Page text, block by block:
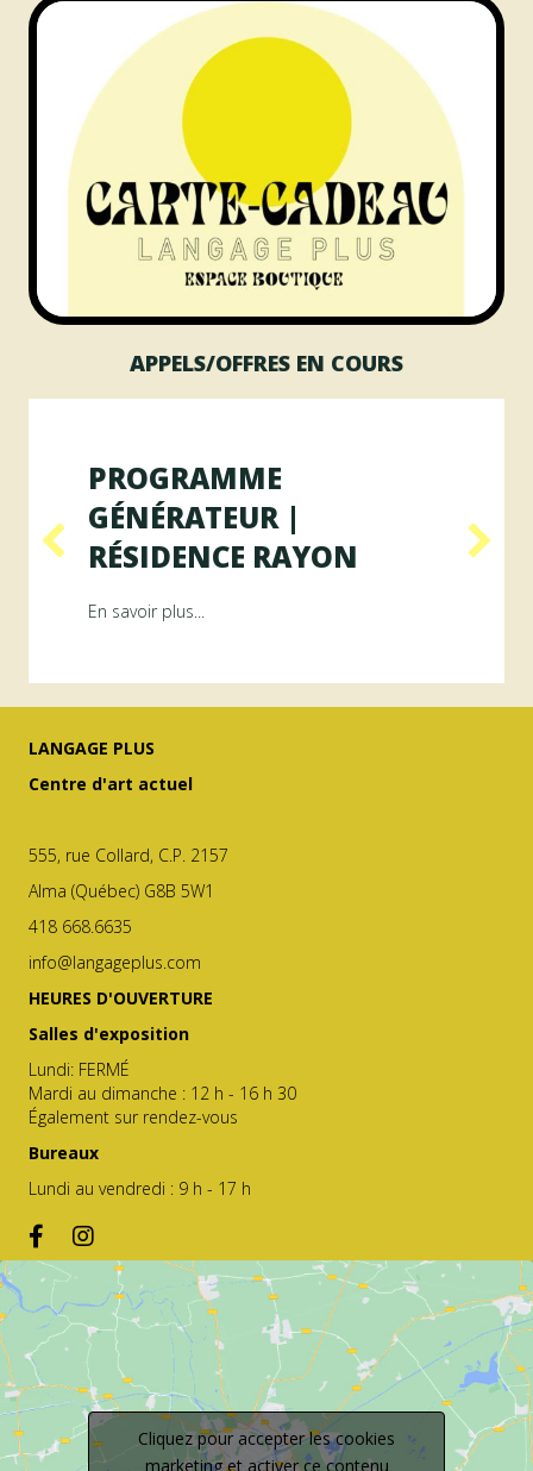
APPELS/OFFRES EN COURS
ArAMiS
PROGRAMME
GÉNÉRATEUR |
RÉSIDENCE RAYON
En savoir plus...
LANGAGE PLUS
Centre d'art actuel
555, rue Collard, C.P. 2157
Alma (Québec) G8B 5W1
418 668.6635
info@langageplus.com
HEURES D'OUVERTURE
Salles d'exposition
Lundi: FERMÉ
Mardi au dimanche : 12 h - 16 h 30
Également sur rendez-vous
Bureaux
Lundi au vendredi : 9 h - 17 h
Cliquez pour accepter les cookies
marketing et activer ce contenu